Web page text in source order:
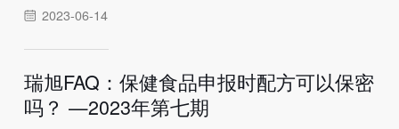
2023-06-14
瑞旭FAQ：保健食品申报时配方可以保密
吗？ —2023年第七期